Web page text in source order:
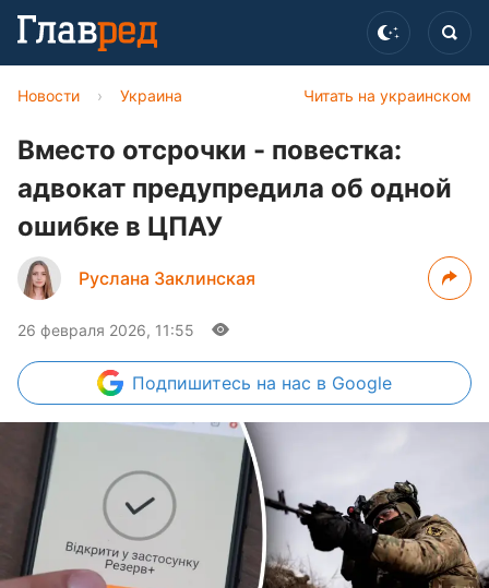
Читать на украинском
Новости › Украина
Вместо отсрочки - повестка:
адвокат предупредила об одной
ошибке в ЦПАУ
Руслана Заклинская
26 февраля 2026, 11:55
Подпишитесь на нас в Google